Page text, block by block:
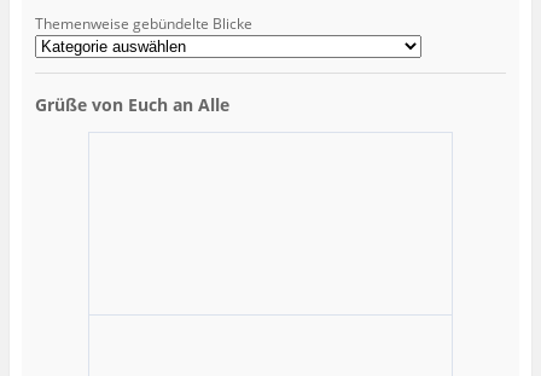
Themenweise gebündelte Blicke
Grüße von Euch an Alle